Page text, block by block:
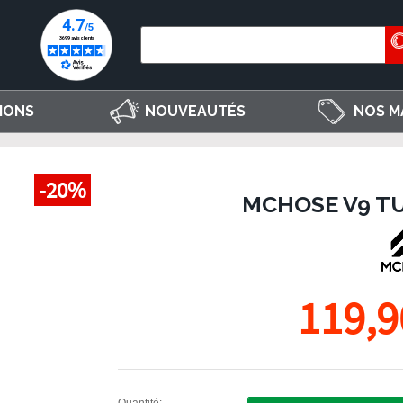
NOUVEAUTÉS NOS
-20% MCHOSE V9